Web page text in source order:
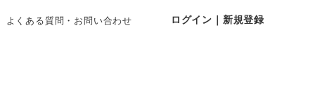
よくある質問・お問い合わせ ログイン｜新規登録